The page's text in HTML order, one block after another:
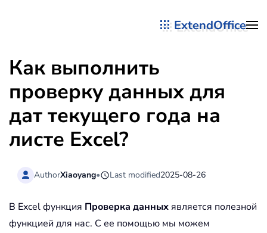
ExtendOffice
Как выполнить
проверку данных для
дат текущего года на
листе Excel?
AuthorXiaoyang• Last modified2025-08-26
В Excel функция Проверка данныхявляется полезной
функцией для нас. С ее помощью мы можем